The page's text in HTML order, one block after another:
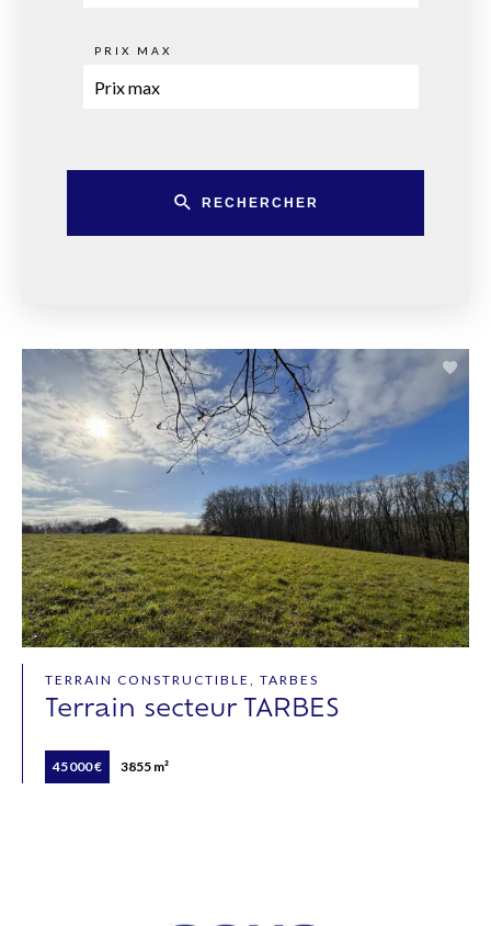
TERRAIN CONSTRUCTIBLE, TARBES
Terrain secteur TARBES
45 000 € 3855 m²
PRIX MAX
RECHERCHER